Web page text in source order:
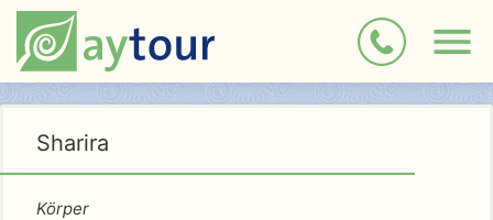
Sharira
Körper